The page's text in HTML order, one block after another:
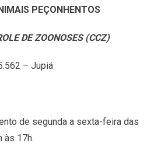
PEÇONHENTOS
DE ZOONOSES (CCZ)
– Jupiá
de segunda a sexta-feira das
às 17h.